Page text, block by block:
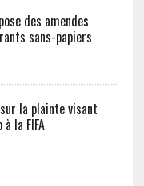
des amendes
sans-papiers
la plainte visant
la FIFA